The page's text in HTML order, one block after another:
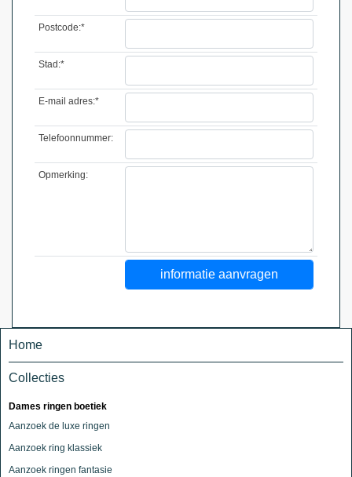
Postcode:*
Stad:*
E-mail adres:*
Telefoonnummer:
Opmerking:
Home
Collecties
Dames ringen boetiek
Aanzoek de luxe ringen
Aanzoek ring klassiek
Aanzoek ringen fantasie